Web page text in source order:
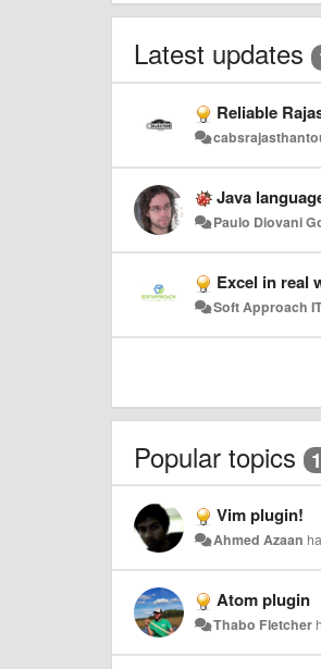
Latest updates
Reliable
Java
Paulo Diovani
Excel in real
Soft Approach
Popular topics
Vim plugin!
Ahmed Azaan
Atom plugin
Thabo Fletcher